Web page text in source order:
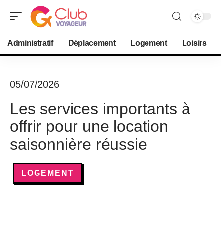
Administratif Déplacement Logement Loisirs
05/07/2026
Les services importants à
offrir pour une location
saisonnière réussie
LOGEMENT